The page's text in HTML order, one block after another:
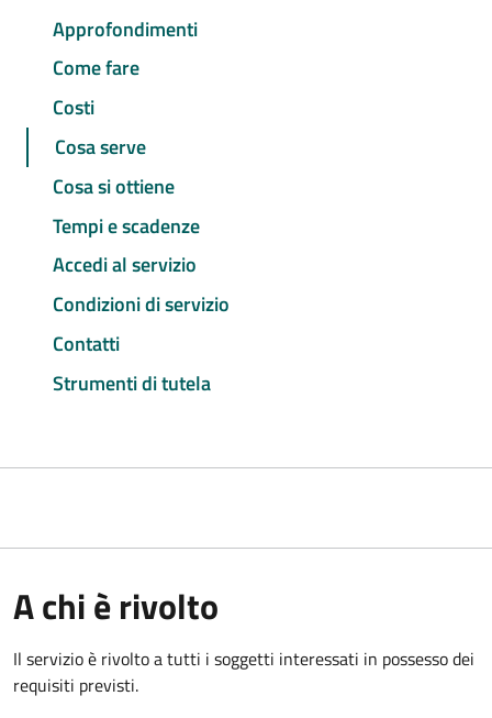
Approfondimenti
Come fare
Costi
Cosa serve
Cosa si ottiene
Tempi e scadenze
Accedi al servizio
Condizioni di servizio
Contatti
Strumenti di tutela
A chi è rivolto
Il servizio è rivolto a tutti i soggetti interessati in possesso dei
requisiti previsti.